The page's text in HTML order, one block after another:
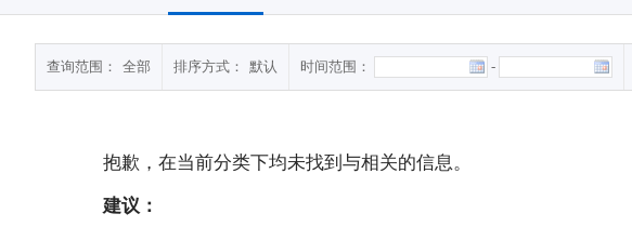
查询范围： 全部 排序方式： 默认 时间范围： -
抱歉，在当前分类下均未找到与相关的信息。
建议：